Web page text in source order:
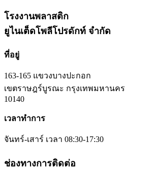
โรงงานพลาสติก
ยูไนเต็ดโพลีโปรดักท์ จำกัด
ที่อยู่
163-165 แขวงบางปะกอก
เขตราษฎร์บูรณะ กรุงเทพมหานคร
10140
เวลาทำการ
จันทร์-เสาร์ เวลา 08:30-17:30
ช่องทางการติดต่อ